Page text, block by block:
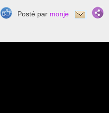
Posté par monje